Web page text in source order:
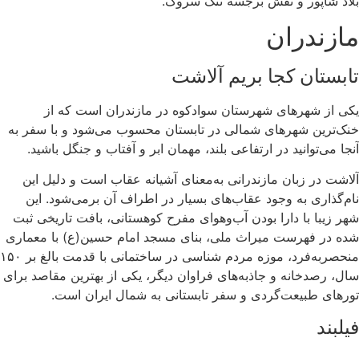
مازندران
تابستان کجا بریم آلاشت
یکی از شهرهای شهرستان سوادکوه در مازندران است که از
خنک‌ترین شهرهای شمالی در تابستان محسوب می‌شود و با سفر به
آنجا می‌توانید در ارتفاعی بلند، مهمان ابر و آفتاب و جنگل باشید.
آلاشت در زبان مازندرانی به‌معنای آشیانه عقاب است و دلیل این
نام‌گذاری به وجود عقاب‌های بسیار در اطراف آن برمی‌شود. این
شهر زیبا با دارا بودن آب‌وهوای مفرح کوهستانی، بافت تاریخی ثبت
شده در فهرست میراث ملی، بنای مسجد امام حسین(ع) با معماری
منحصربه‌فرد، موزه مردم شناسی در ساختمانی با قدمت بالغ بر ۱۵۰
سال، رصدخانه و جاذبه‌های فراوان دیگر، یکی از بهترین مقاصد برای
تورهای طبیعت‌گردی و سفر تابستانی به شمال ایران است.
فیلبند